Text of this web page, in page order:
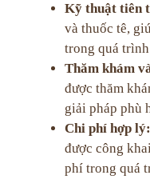
Kỹ thuật tiên
và thuốc tê,
trong quá
Thăm khám
được thăm
giải pháp phù
Chi phí hợp lý:
được công
phí trong quá